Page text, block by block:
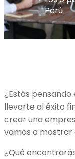
Perú
¿Estás
llevarte al éxito
crear una
vamos a mostrar
¿Qué